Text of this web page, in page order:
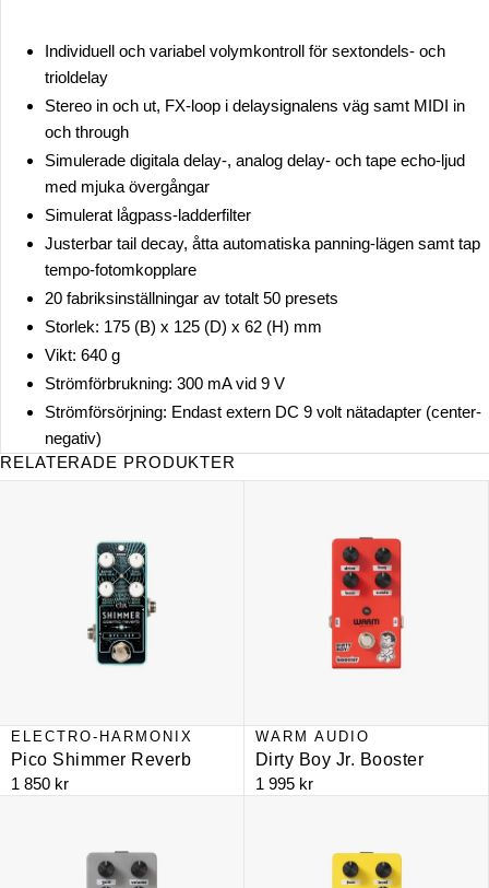
Individuell och variabel volymkontroll för sextondels- och
trioldelay
Stereo in och ut, FX-loop i delaysignalens väg samt MIDI in
och through
Simulerade digitala delay-, analog delay- och tape echo-ljud
med mjuka övergångar
Simulerat lågpass-ladderfilter
Justerbar tail decay, åtta automatiska panning-lägen samt tap
tempo-fotomkopplare
20 fabriksinställningar av totalt 50 presets
Storlek: 175 (B) x 125 (D) x 62 (H) mm
Vikt: 640 g
Strömförbrukning: 300 mA vid 9 V
Strömförsörjning: Endast extern DC 9 volt nätadapter (center-
negativ)
RELATERADE PRODUKTER
NYHET
ELECTRO-HARMONIX
Pico Shimmer Reverb
1 850 kr
NYHET
WARM AUDIO
Dirty Boy Jr. Booster
1 995 kr